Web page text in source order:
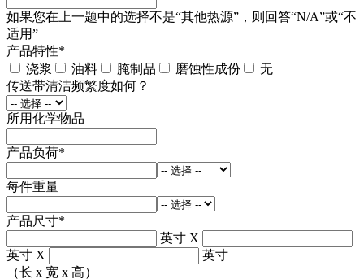
如果您在上一题中的选择不是“其他热源”，则回答“N/A”或“不
适用”
产品特性*
浇浆
油料 腌制品 磨蚀性成份
无
传送带清洁频繁度如何？
所用化学物品
产品负荷*
每件重量
产品尺寸*
英寸 X
英寸 X
英寸
（长 x 宽 x 高）